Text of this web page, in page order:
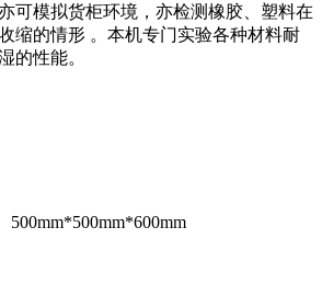
可模拟货柜环境，亦检测橡胶、塑料在
缩的情形 。本机专门实验各种材料耐
的性能。
500mm*500mm*600mm